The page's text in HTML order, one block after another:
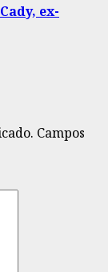
ex-
Campos